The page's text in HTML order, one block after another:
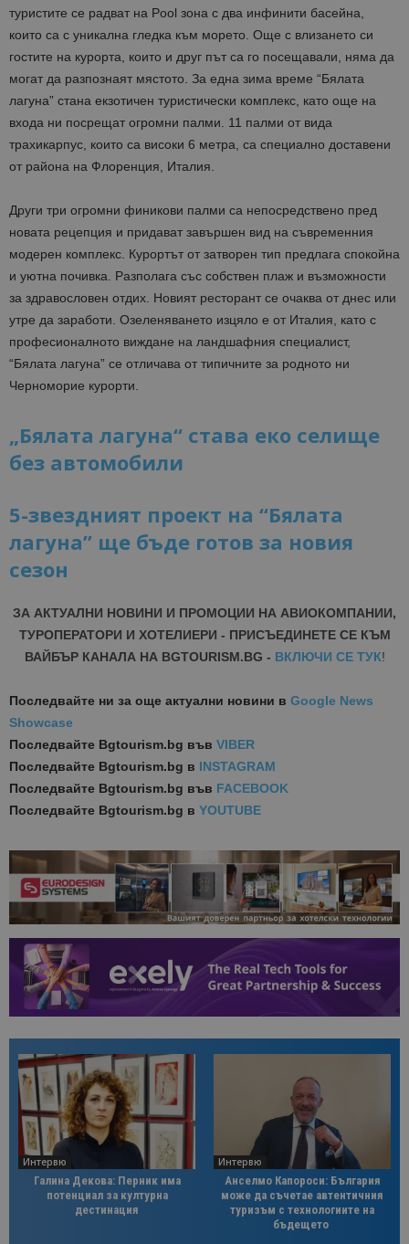
туристите се радват на Pool зона с два инфинити басейна,
които са с уникална гледка към морето. Още с влизането си
гостите на курорта, които и друг път са го посещавали, няма да
могат да разпознаят мястото. За една зима време “Бялата
лагуна” стана екзотичен туристически комплекс, като още на
входа ни посрещат огромни палми. 11 палми от вида
трахикарпус, които са високи 6 метра, са специално доставени
от района на Флоренция, Италия.
Други три огромни финикови палми са непосредствено пред
новата рецепция и придават завършен вид на съвременния
модерен комплекс. Курортът от затворен тип предлага спокойна
и уютна почивка. Разполага със собствен плаж и възможности
за здравословен отдих. Новият ресторант се очаква от днес или
утре да заработи. Озеленяването изцяло е от Италия, като с
професионалното виждане на ландшафния специалист,
“Бялата лагуна” се отличава от типичните за родното ни
Черноморие курорти.
„Бялата лагуна“ става еко селище
без автомобили
5-звездният проект на “Бялата
лагуна” ще бъде готов за новия
сезон
ЗА АКТУАЛНИ НОВИНИ И ПРОМОЦИИ НА АВИОКОМПАНИИ,
ТУРОПЕРАТОРИ И ХОТЕЛИЕРИ - ПРИСЪЕДИНЕТЕ СЕ КЪМ
ВАЙБЪР КАНАЛА НА BGTOURISM.BG - ВКЛЮЧИ СЕ ТУК!
Последвайте ни за още актуални новини в Google News
Showcase
Последвайте Bgtourism.bg във VIBER
Последвайте Bgtourism.bg в INSTAGRAM
Последвайте Bgtourism.bg във FACEBOOK
Последвайте Bgtourism.bg в YOUTUBE
Интервю
Галина Декова: Перник има
потенциал за културна
дестинация
Интервю
Анселмо Капороси: България
може да съчетае автентичния
туризъм с технологиите на
бъдещето